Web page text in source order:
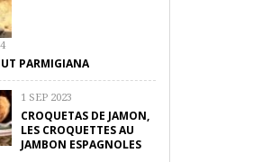
PARMIGIANA
1 SEP 2023
CROQUETAS DE JAMON,
LES CROQUETTES AU
JAMBON ESPAGNOLES